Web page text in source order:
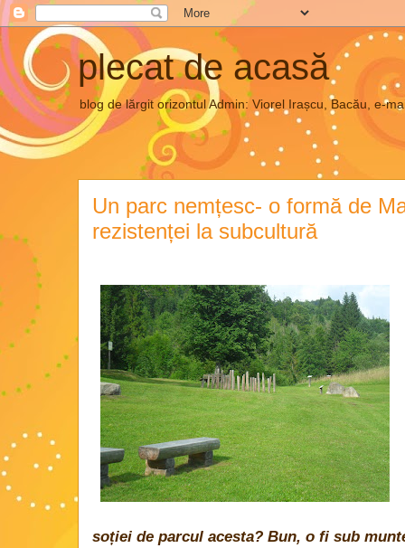
plecat de acasă
blog de lărgit orizontul Admin: Viorel Irașcu, Bacău, e-
Un parc nemțesc- o formă de
rezistenței la subcultură
soției de parcul acesta? Bun, o fi sub